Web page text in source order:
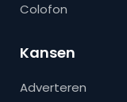
Colofon
Kansen
Adverteren